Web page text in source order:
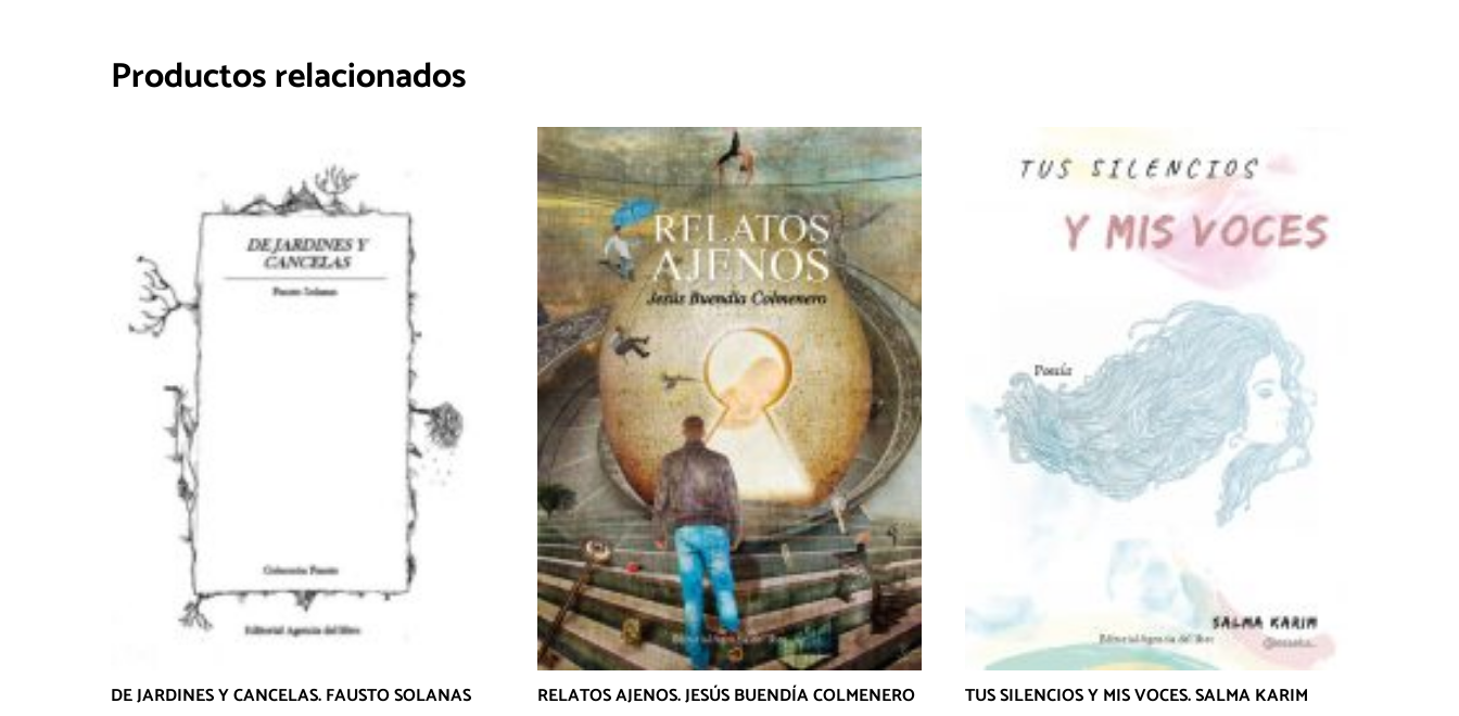
Productos relacionados
DE JARDINES Y CANCELAS. FAUSTO SOLANAS
RELATOS AJENOS. JESÚS BUENDÍA COLMENERO
TUS SILENCIOS Y MIS VOCES. SALMA KARIM